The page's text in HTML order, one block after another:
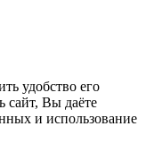
удобство его
сайт, Вы даёте
и использование